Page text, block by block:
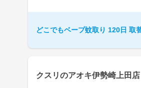
どこでもベープ蚊取り 120日 取
クスリのアオキ伊勢崎上田店